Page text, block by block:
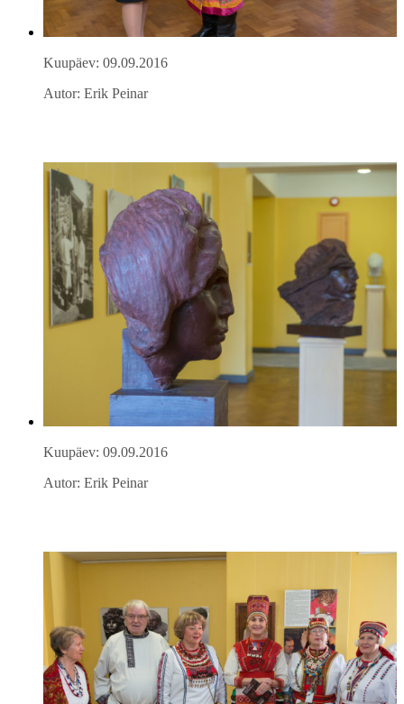
Kuupäev: 09.09.2016
Autor: Erik Peinar
Kuupäev: 09.09.2016
Autor: Erik Peinar